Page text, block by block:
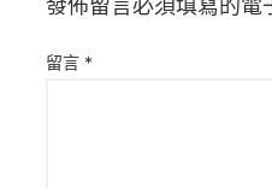
發佈留言必須填寫的電
留言 *